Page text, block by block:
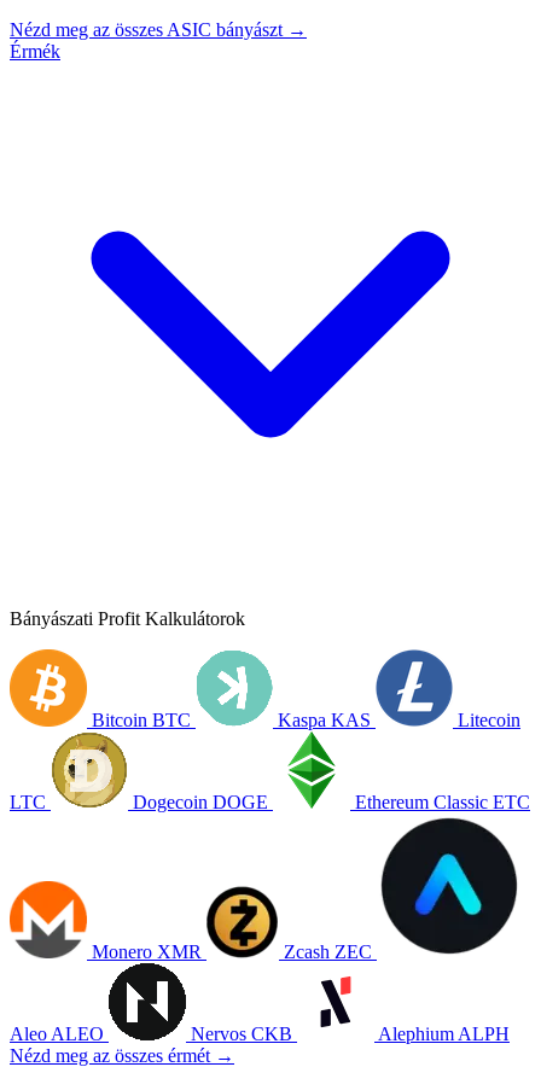
Nézd meg az összes ASIC bányászt →
Érmék
Bányászati Profit Kalkulátorok
Bitcoin BTC Kaspa KAS Litecoin
LTC Dogecoin DOGE Ethereum Classic ETC
Monero XMR Zcash ZEC
Aleo ALEO Nervos CKB Alephium ALPH
Nézd meg az összes érmét →